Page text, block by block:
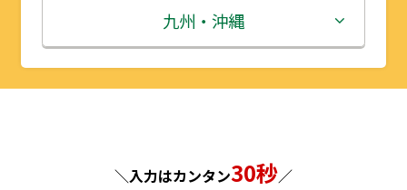
秋田県
山形県
埼玉県
千葉県
神奈川県
石川県
福井県
長野県
滋賀県
京都府
兵庫県
鳥取県
島根県
広島県
九州・沖縄
福岡県
長崎県
＼入力はカンタン30秒／